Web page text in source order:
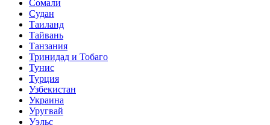
Сомали
Судан
Таиланд
Тайвань
Танзания
Тринидад и Тобаго
Тунис
Турция
Узбекистан
Украина
Уругвай
Уэльс